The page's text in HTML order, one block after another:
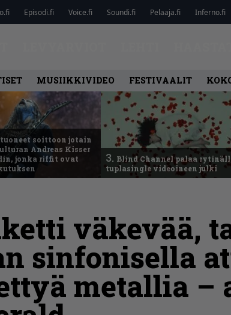
Episodi.fi Voice.fi Soundi.fi Pelaaja.fi Inferno.fi
MUSIIKKIVIDEO FESTIVAALIT
tuoneet soittoon jotain
Andreas Kisser
jonka riffit ovat
3. Blind Channel palaa
tuplasingle videoineen julki
väkevää,
sinfonisella
metallia –